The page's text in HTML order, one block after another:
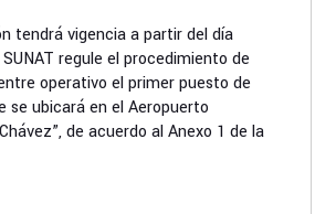
tendrá vigencia a partir del día
regule el procedimiento de
operativo el primer puesto de
se ubicará en el Aeropuerto
de acuerdo al Anexo 1 de la